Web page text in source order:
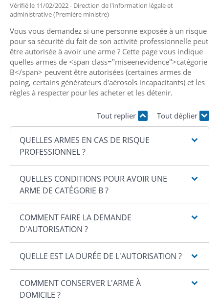
Vérifié le 11/02/2022 - Direction de l'information légale et
administrative (Première ministre)
Vous vous demandez si une personne exposée à un risque
pour sa sécurité du fait de son activité professionnelle peut
être autorisée à avoir une arme ? Cette page vous indique
quelles armes de <span class="miseenevidence">catégorie
B</span> peuvent être autorisées (certaines armes de
poing, certains générateurs d'aérosols incapacitants) et les
règles à respecter pour les acheter et les détenir.
Tout replier Tout déplier
QUELLES ARMES EN CAS DE RISQUE
PROFESSIONNEL ?
QUELLES CONDITIONS POUR AVOIR UNE
ARME DE CATÉGORIE B ?
COMMENT FAIRE LA DEMANDE
D'AUTORISATION ?
QUELLE EST LA DURÉE DE L'AUTORISATION ?
COMMENT CONSERVER L'ARME À
DOMICILE ?